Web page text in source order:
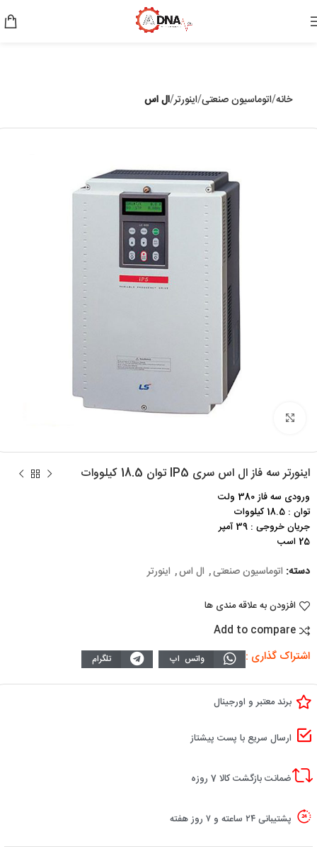
خانه اتوماسیون صنعتی اینورتر ال اس
برای بزرگنمایی کلیک کنید
اینورتر سه فاز ال اس سری IP5 توان 18.5 کیلووات
ورودی سه فاز 380 ولت
توان : 18.5 کیلووات
جریان خروجی : 39 آمپر
25 اسب
دسته: اتوماسیون صنعتی, ال اس, اینورتر
افزودن به علاقه مندی ها
Add to compare
اشتراک گذاری : واتس اپ تلگرام
برند معتبر و اورجینال
ارسال سریع با پست پیشتاز
ضمانت بازگشت کالا 7 روزه
پشتیبانی ۲۴ ساعته و ۷ روز هفته